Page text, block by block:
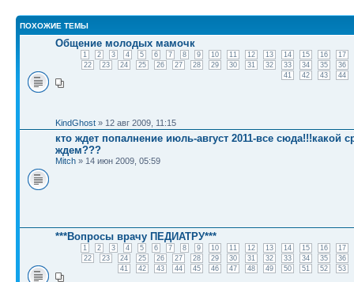
ПОХОЖИЕ ТЕМЫ
Общение молодых мамочк
1 2 3 4 5 6 7 8 9 10 11 12 13 14 15 16
17
22
23 24 25 26 27 28 29 30 31 32 33 34 35
36
41
42 43 44
KindGhost » 12 авг 2009, 11:15
кто ждет попалнение июль-август 2011-все сюда!!!какой
ждем???
Mitch » 14 июн 2009, 05:59
***Вопросы врачу ПЕДИАТРУ***
1 2 3 4 5 6 7 8 9 10 11 12 13 14 15 16
17
22
23 24 25 26 27 28 29 30 31 32 33 34 35
36
41
42 43 44 45 46 47 48 49 50 51 52 53